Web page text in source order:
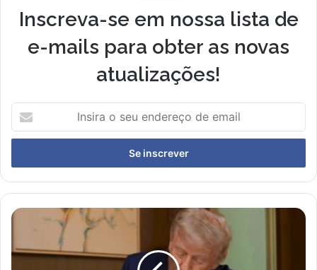
Inscreva-se em nossa lista de
e-mails para obter as novas
atualizações!
Insira
seu
de
email
Impacto
de